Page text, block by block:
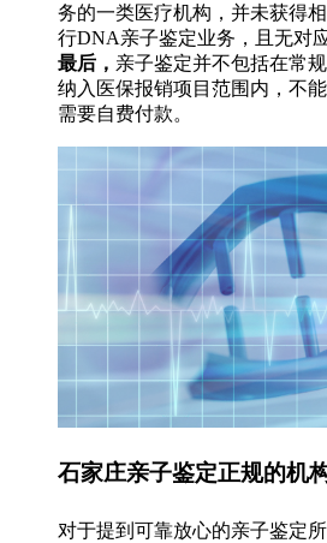
务的一类医疗机构，并未获得
行DNA亲子鉴定业务，且无对
最后， 亲子鉴定并不包括在常
纳入医保报销项目范围内，不
需要自费付款。
石家庄亲子鉴定正规的机
对于提到可靠放心的亲子鉴定